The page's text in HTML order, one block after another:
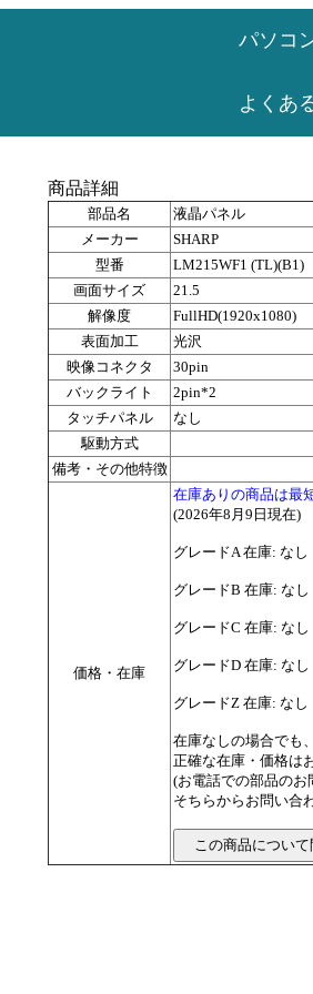
パソコ
よくあ
商品詳細
部品名
液晶パネル
メーカー
SHARP
型番
LM215WF1 (TL)(B1)
画面サイズ
21.5
解像度
FullHD(1920x1080)
表面加工
光沢
映像コネクタ
30pin
バックライト
2pin*2
タッチパネル
なし
駆動方式
備考・その他特徴
価格・在庫
在庫ありの商品は最
(2026年8月9日現在)
グレードA 在庫: なし
グレードB 在庫: なし
グレードC 在庫: なし
グレードD 在庫: なし
グレードZ 在庫: なし
在庫なしの場合でも
正確な在庫・価格は
(お電話での部品のお
そちらからお問い合